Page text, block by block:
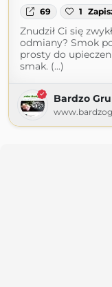
69 1
Znudził Ci się
odmiany? Smok
prosty do
smak. (...)
Bardzo